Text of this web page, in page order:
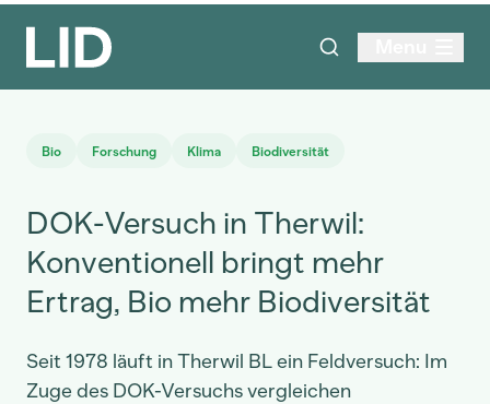
Bio Forschung Klima Biodiversität
DOK-Versuch in Therwil:
Konventionell bringt mehr
Ertrag, Bio mehr Biodiversität
Seit 1978 läuft in Therwil BL ein Feldversuch: Im
Zuge des DOK-Versuchs vergleichen